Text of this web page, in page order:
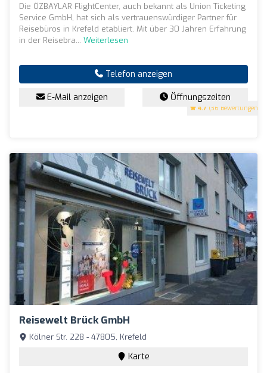
4.7 (36 Bewertungen)
Die ÖZBAYLAR FlightCenter, auch bekannt als Union Ticketing
Service GmbH, hat sich als vertrauenswürdiger Partner für
Reisebüros in Krefeld etabliert. Mit über 30 Jahren Erfahrung
in der Reisebra... Weiterlesen
Telefon anzeigen
E-Mail anzeigen Öffnungszeiten
Reisewelt Brück GmbH
Kölner Str. 228 - 47805, Krefeld
Karte